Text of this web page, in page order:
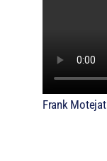
Frank Motejat